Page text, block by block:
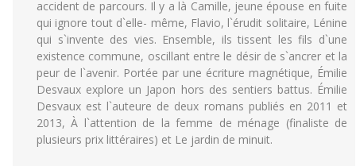
accident de parcours. Il y a là Camille, jeune épouse en fuite
qui ignore tout d`elle- même, Flavio, l`érudit solitaire, Lénine
qui s`invente des vies. Ensemble, ils tissent les fils d`une
existence commune, oscillant entre le désir de s`ancrer et la
peur de l`avenir. Portée par une écriture magnétique, Émilie
Desvaux explore un Japon hors des sentiers battus. Émilie
Desvaux est l`auteure de deux romans publiés en 2011 et
2013, À l`attention de la femme de ménage (finaliste de
plusieurs prix littéraires) et Le jardin de minuit.